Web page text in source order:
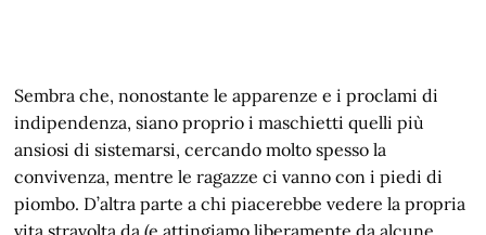
Sembra che, nonostante le apparenze e i proclami di
indipendenza, siano proprio i maschietti quelli più
ansiosi di sistemarsi, cercando molto spesso la
convivenza, mentre le ragazze ci vanno con i piedi di
piombo. D’altra parte a chi piacerebbe vedere la propria
vita stravolta da (e attingiamo liberamente da alcune